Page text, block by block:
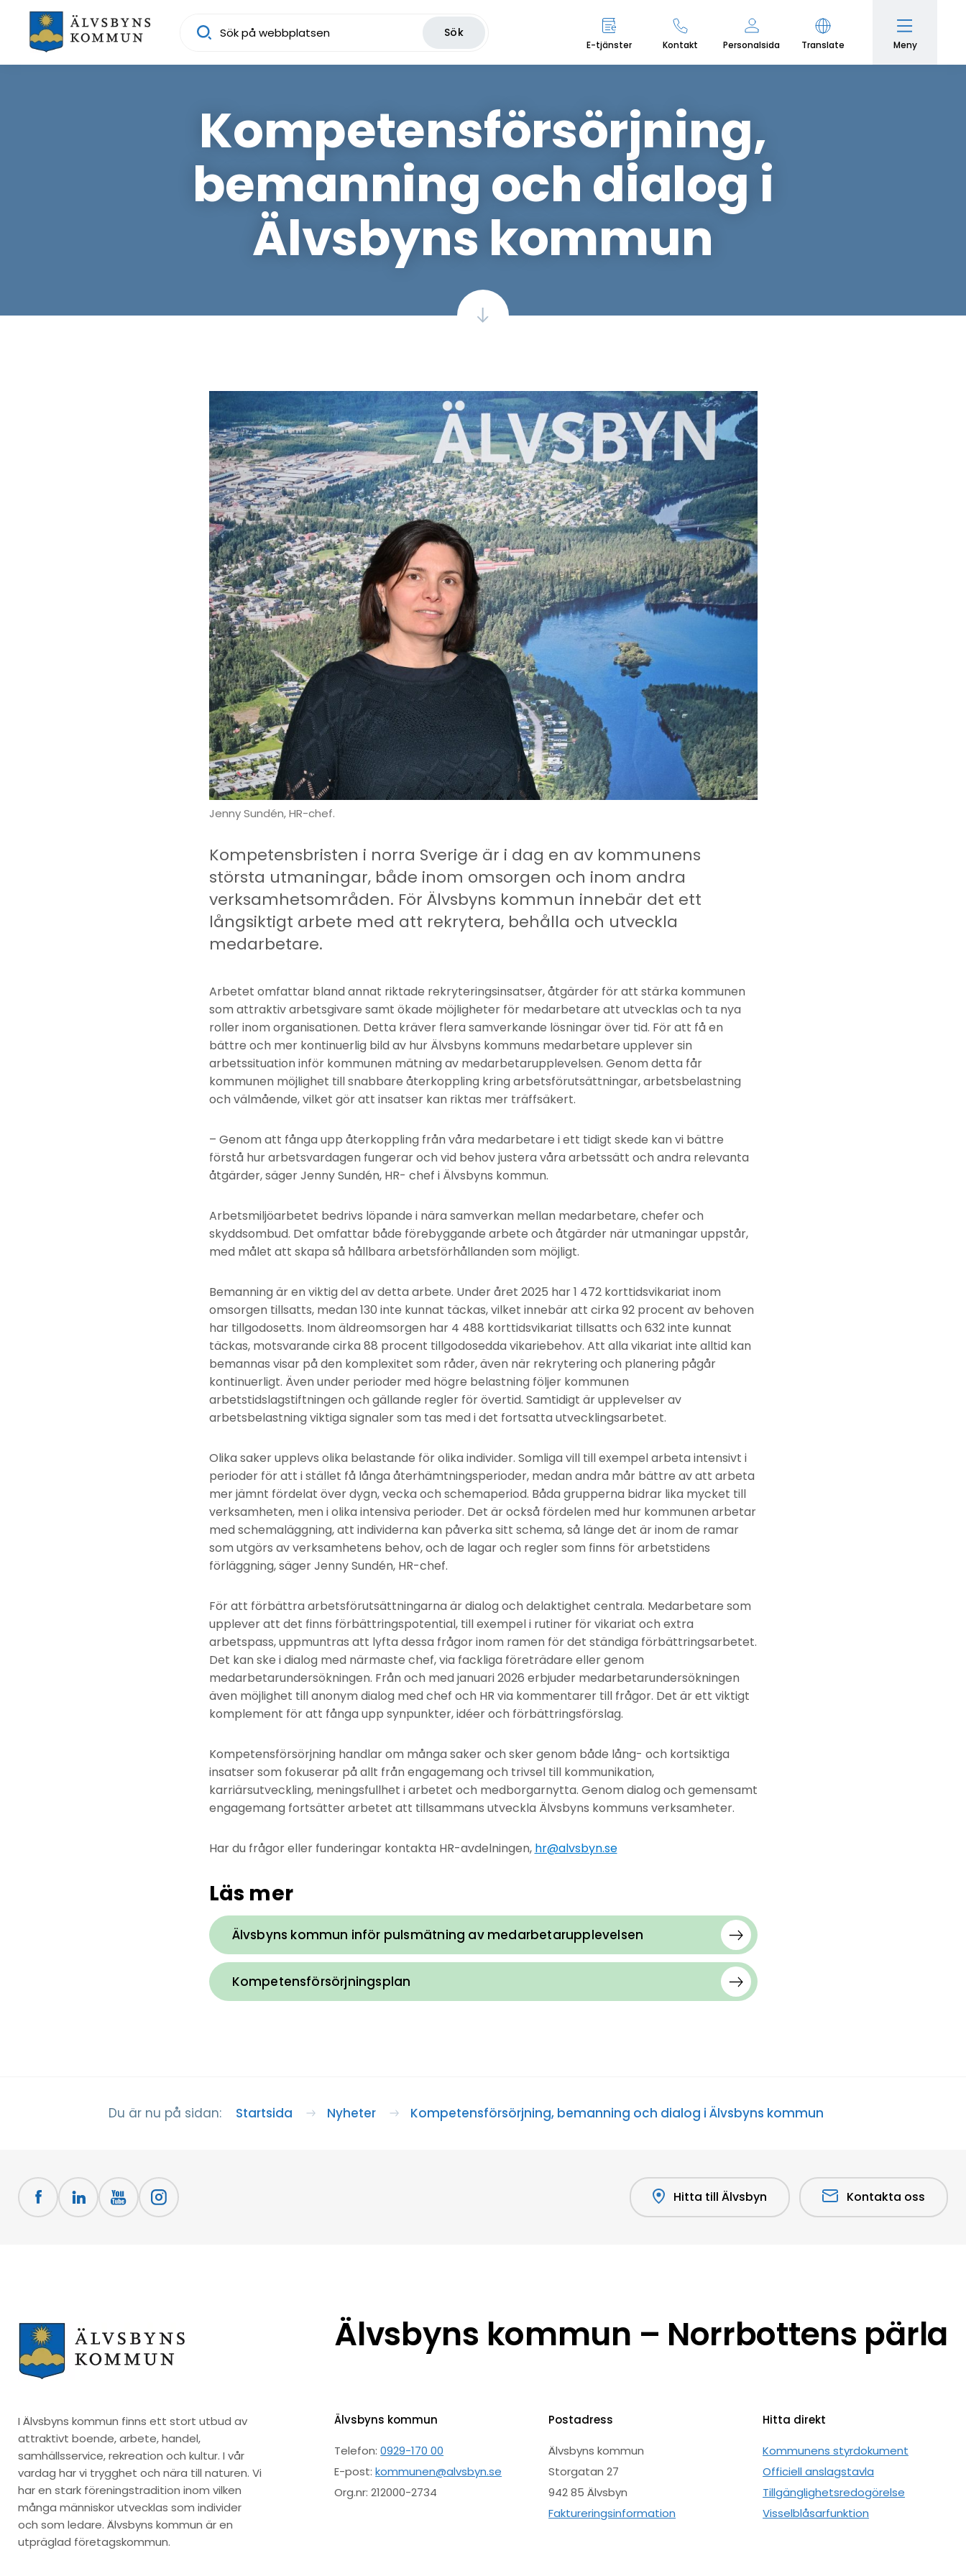
Sök
E-tjänster Kontakt Personalsida Translate Meny
Kompetensförsörjning,
bemanning och dialog i
Älvsbyns kommun
Jenny Sundén, HR-chef.
Kompetensbristen i norra Sverige är i dag en av kommunens
största utmaningar, både inom omsorgen och inom andra
verksamhetsområden. För Älvsbyns kommun innebär det ett
långsiktigt arbete med att rekrytera, behålla och utveckla
medarbetare.
Arbetet omfattar bland annat riktade rekryteringsinsatser, åtgärder för att stärka kommunen
som attraktiv arbetsgivare samt ökade möjligheter för medarbetare att utvecklas och ta nya
roller inom organisationen. Detta kräver flera samverkande lösningar över tid. För att få en
bättre och mer kontinuerlig bild av hur Älvsbyns kommuns medarbetare upplever sin
arbetssituation inför kommunen mätning av medarbetarupplevelsen. Genom detta får
kommunen möjlighet till snabbare återkoppling kring arbetsförutsättningar, arbetsbelastning
och välmående, vilket gör att insatser kan riktas mer träffsäkert.
– Genom att fånga upp återkoppling från våra medarbetare i ett tidigt skede kan vi bättre
förstå hur arbetsvardagen fungerar och vid behov justera våra arbetssätt och andra relevanta
åtgärder, säger Jenny Sundén, HR- chef i Älvsbyns kommun.
Arbetsmiljöarbetet bedrivs löpande i nära samverkan mellan medarbetare, chefer och
skyddsombud. Det omfattar både förebyggande arbete och åtgärder när utmaningar uppstår,
med målet att skapa så hållbara arbetsförhållanden som möjligt.
Bemanning är en viktig del av detta arbete. Under året 2025 har 1 472 korttidsvikariat inom
omsorgen tillsatts, medan 130 inte kunnat täckas, vilket innebär att cirka 92 procent av behoven
har tillgodosetts. Inom äldreomsorgen har 4 488 korttidsvikariat tillsatts och 632 inte kunnat
täckas, motsvarande cirka 88 procent tillgodosedda vikariebehov. Att alla vikariat inte alltid kan
bemannas visar på den komplexitet som råder, även när rekrytering och planering pågår
kontinuerligt. Även under perioder med högre belastning följer kommunen
arbetstidslagstiftningen och gällande regler för övertid. Samtidigt är upplevelser av
arbetsbelastning viktiga signaler som tas med i det fortsatta utvecklingsarbetet.
Olika saker upplevs olika belastande för olika individer. Somliga vill till exempel arbeta intensivt i
perioder för att i stället få långa återhämtningsperioder, medan andra mår bättre av att arbeta
mer jämnt fördelat över dygn, vecka och schemaperiod. Båda grupperna bidrar lika mycket till
verksamheten, men i olika intensiva perioder. Det är också fördelen med hur kommunen arbetar
med schemaläggning, att individerna kan påverka sitt schema, så länge det är inom de ramar
som utgörs av verksamhetens behov, och de lagar och regler som finns för arbetstidens
förläggning, säger Jenny Sundén, HR-chef.
För att förbättra arbetsförutsättningarna är dialog och delaktighet centrala. Medarbetare som
upplever att det finns förbättringspotential, till exempel i rutiner för vikariat och extra
arbetspass, uppmuntras att lyfta dessa frågor inom ramen för det ständiga förbättringsarbetet.
Det kan ske i dialog med närmaste chef, via fackliga företrädare eller genom
medarbetarundersökningen. Från och med januari 2026 erbjuder medarbetarundersökningen
även möjlighet till anonym dialog med chef och HR via kommentarer till frågor. Det är ett viktigt
komplement för att fånga upp synpunkter, idéer och förbättringsförslag.
Kompetensförsörjning handlar om många saker och sker genom både lång- och kortsiktiga
insatser som fokuserar på allt från engagemang och trivsel till kommunikation,
karriärsutveckling, meningsfullhet i arbetet och medborgarnytta. Genom dialog och gemensamt
engagemang fortsätter arbetet att tillsammans utveckla Älvsbyns kommuns verksamheter.
Har du frågor eller funderingar kontakta HR-avdelningen, hr@alvsbyn.se
Läs mer
Älvsbyns kommun inför pulsmätning av medarbetarupplevelsen
Kompetensförsörjningsplan
Du är nu på sidan: Startsida Nyheter Kompetensförsörjning, bemanning och dialog i Älvsbyns kommun
Hitta till Älvsbyn Kontakta oss
I Älvsbyns kommun finns ett stort utbud av
attraktivt boende, arbete, handel,
samhällsservice, rekreation och kultur. I vår
vardag har vi trygghet och nära till naturen. Vi
har en stark föreningstradition inom vilken
många människor utvecklas som individer
och som ledare. Älvsbyns kommun är en
utpräglad företagskommun.
Älvsbyns kommun – Norrbottens pärla
Älvsbyns kommun
Telefon:0929-170 00
E-post:kommunen@alvsbyn.se
Org.nr: 212000-2734
Postadress
Älvsbyns kommun
Storgatan 27
942 85 Älvsbyn
Faktureringsinformation
Hitta direkt
Kommunens styrdokument
Officiell anslagstavla
Tillgänglighetsredogörelse
Visselblåsarfunktion